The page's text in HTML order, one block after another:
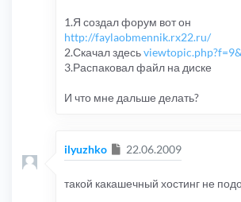
1.Я создал форум вот он
http://faylaobmennik.rx22.ru/
2.Скачал здесь
3.Распаковал файл на диске
И что мне дальше делать?
ilyuzhko Сообщение
22.06.2009
такой какашечный хостинг не